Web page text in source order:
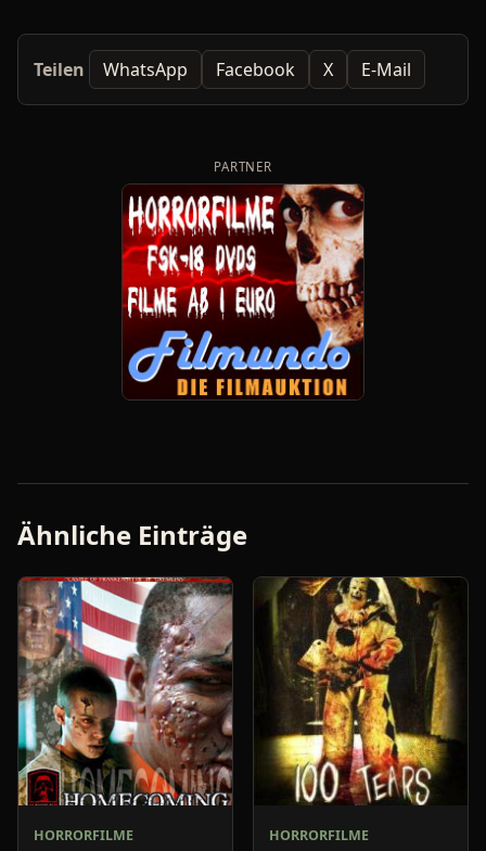
Teilen WhatsApp Facebook X E-Mail
PARTNER
Ähnliche Einträge
HORRORFILME HORRORFILME